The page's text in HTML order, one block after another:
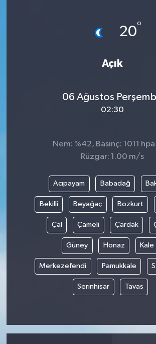
20°
Açık
06 Ağustos
02:30
Nem: %42, Basınç: 1011
Rüzgar: 1.00 m/s
Acıpayam Babadağ
Bekilli Beyağaç Bozkurt
Çal Çameli Çardak
Güney Honaz Kale
Merkezefendi Pamukkale
Serinhisar Tavas